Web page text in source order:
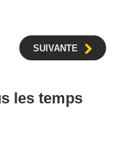
SUIVANTE
les temps